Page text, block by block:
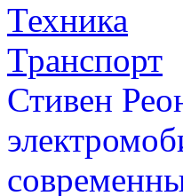
Техника
Транспорт
Стивен